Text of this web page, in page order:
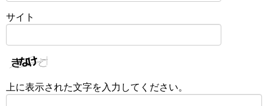
サイト
上に表示された文字を入力してください。